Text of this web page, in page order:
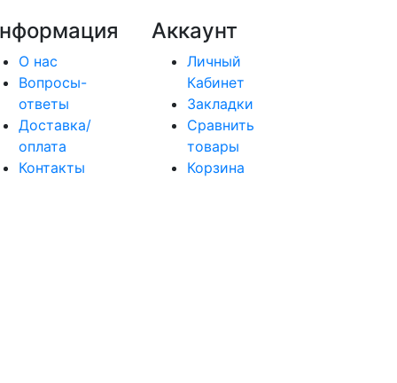
О нас
Вопросы-
ответы
Доставка/
оплата
Контакты
Аккаунт
Личный
Кабинет
Закладки
Сравнить
товары
Корзина